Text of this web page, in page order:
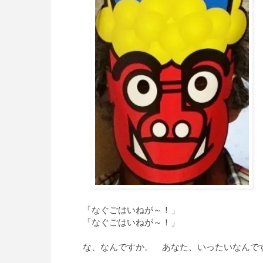
「なぐごはいねが～！」
「なぐごはいねが～！」
な、なんですか。 あなた、いったいなんで